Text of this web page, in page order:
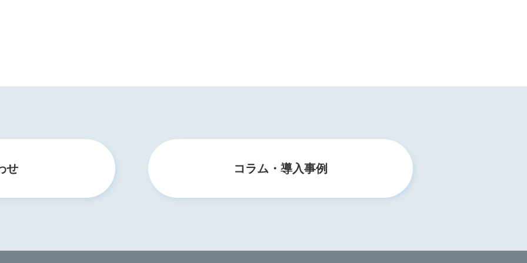
せ コラム・導入事例